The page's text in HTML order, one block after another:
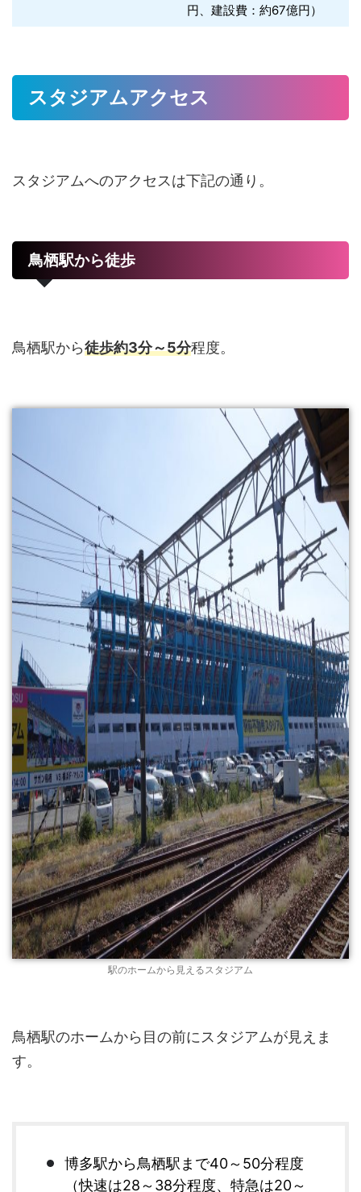
円、建設費：約67億円）
スタジアムアクセス
スタジアムへのアクセスは下記の通り。
鳥栖駅から徒歩
鳥栖駅から徒歩約3分～5分程度。
駅のホームから見えるスタジアム
鳥栖駅のホームから目の前にスタジアムが見えま
す。
博多駅から鳥栖駅まで40～50分程度
（快速は28～38分程度、特急は20～